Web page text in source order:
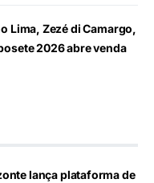
Lima, Zezé di Camargo,
2026 abre venda
lança plataforma de